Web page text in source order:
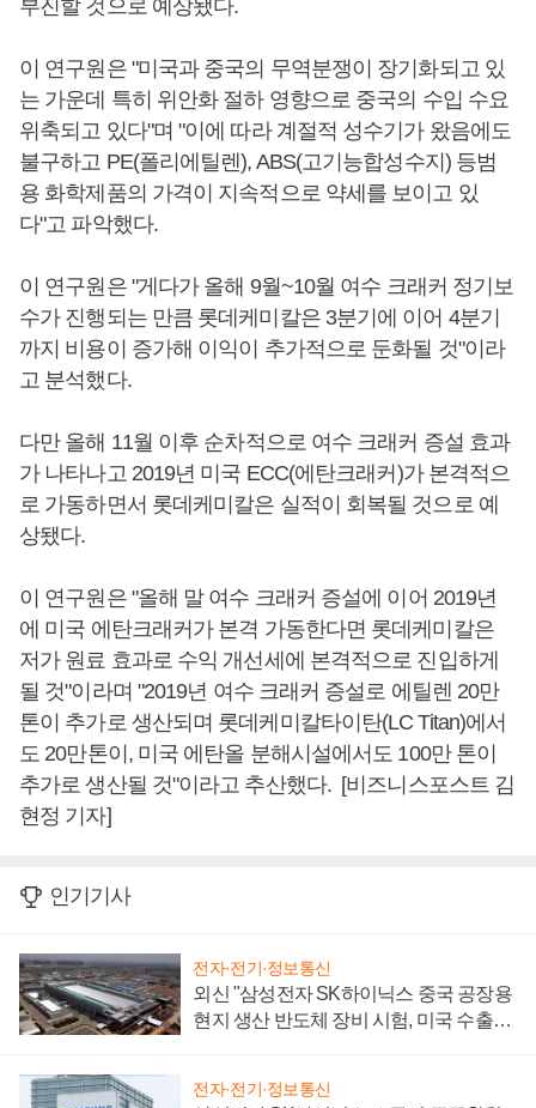
부진할 것으로 예상됐다.
이 연구원은 "미국과 중국의 무역분쟁이 장기화되고 있
는 가운데 특히 위안화 절하 영향으로 중국의 수입 수요
위축되고 있다"며 "이에 따라 계절적 성수기가 왔음에도
불구하고 PE(폴리에틸렌), ABS(고기능합성수지) 등범
용 화학제품의 가격이 지속적으로 약세를 보이고 있
다"고 파악했다.
이 연구원은 "게다가 올해 9월~10월 여수 크래커 정기보
수가 진행되는 만큼 롯데케미칼은 3분기에 이어 4분기
까지 비용이 증가해 이익이 추가적으로 둔화될 것"이라
고 분석했다.
다만 올해 11월 이후 순차적으로 여수 크래커 증설 효과
가 나타나고 2019년 미국 ECC(에탄크래커)가 본격적으
로 가동하면서 롯데케미칼은 실적이 회복될 것으로 예
상됐다.
이 연구원은 "올해 말 여수 크래커 증설에 이어 2019년
에 미국 에탄크래커가 본격 가동한다면 롯데케미칼은
저가 원료 효과로 수익 개선세에 본격적으로 진입하게
될 것"이라며 "2019년 여수 크래커 증설로 에틸렌 20만
톤이 추가로 생산되며 롯데케미칼타이탄(LC Titan)에서
도 20만톤이, 미국 에탄올 분해시설에서도 100만 톤이
추가로 생산될 것"이라고 추산했다. [비즈니스포스트 김
현정 기자]
인기기사
전자·전기·정보통신
외신 "삼성전자 SK하이닉스 중국 공장용
현지 생산 반도체 장비 시험, 미국 수출통
전자·전기·정보통신